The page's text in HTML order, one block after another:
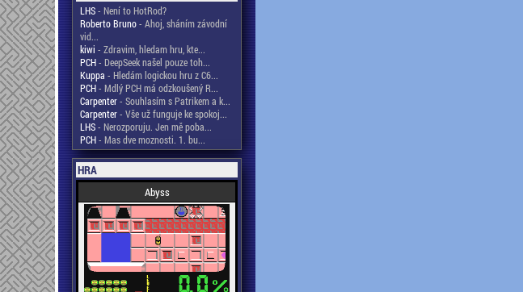
LHS- Není to HotRod?
Roberto Bruno- Ahoj, sháním závodní
vid...
kiwi - Zdravim, hledam hru, kte...
PCH- DeepSeek našel pouze toh...
Kuppa - Hledám logickou hru z C6...
PCH- Mdlý PCH má odzkoušený R...
Carpenter- Souhlasím s Patrikem a k...
Carpenter- Vše už funguje ke spokoj...
LHS- Nerozporuju. Jen mě poba...
PCH- Mas dve moznosti. 1. bu...
HRA
Abyss